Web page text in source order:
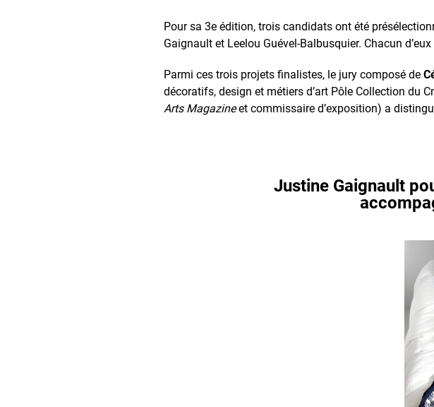
Pour sa 3e édition, trois candidats ont été
Gaignault et Leelou Guével-Balbusquier. Chacun
Parmi ces trois projets finalistes, le jury composé de
décoratifs, design et métiers d’art Pôle Collection du
Arts Magazineet commissaire d’exposition) a
Justine Gaignault